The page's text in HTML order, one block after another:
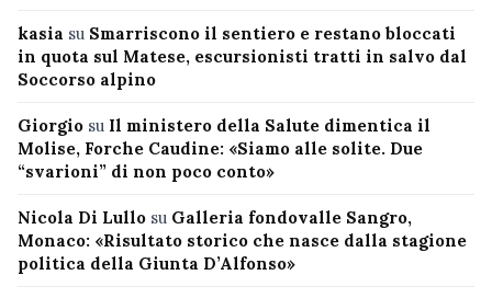
kasia su Smarriscono il sentiero e restano bloccati
in quota sul Matese, escursionisti tratti in salvo dal
Soccorso alpino
Giorgio su Il ministero della Salute dimentica il
Molise, Forche Caudine: «Siamo alle solite. Due
“svarioni” di non poco conto»
Nicola Di Lullo su Galleria fondovalle Sangro,
Monaco: «Risultato storico che nasce dalla stagione
politica della Giunta D’Alfonso»